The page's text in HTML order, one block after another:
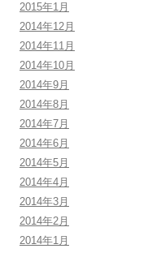
2015年1月
2014年12月
2014年11月
2014年10月
2014年9月
2014年8月
2014年7月
2014年6月
2014年5月
2014年4月
2014年3月
2014年2月
2014年1月